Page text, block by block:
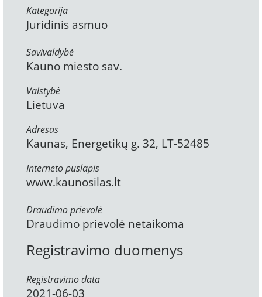
Kategorija
Juridinis asmuo
Savivaldybė
Kauno miesto sav.
Valstybė
Lietuva
Adresas
Kaunas, Energetikų g. 32, LT-52485
Interneto puslapis
www.kaunosilas.lt
Draudimo prievolė
Draudimo prievolė netaikoma
Registravimo duomenys
Registravimo data
2021-06-03